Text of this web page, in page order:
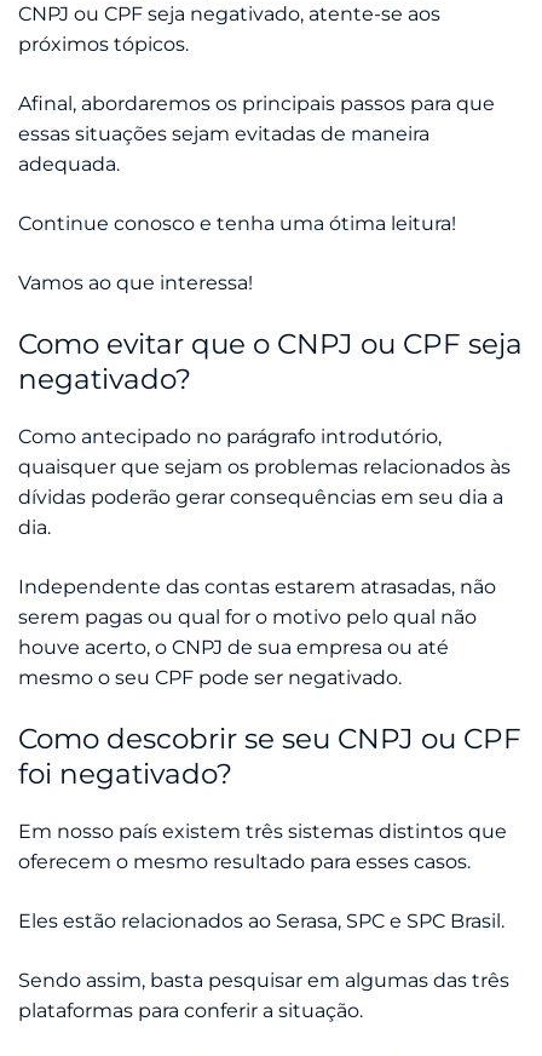
CNPJ ou CPF seja negativado, atente-se aos
próximos tópicos.
Afinal, abordaremos os principais passos para que
essas situações sejam evitadas de maneira
adequada.
Continue conosco e tenha uma ótima leitura!
Vamos ao que interessa!
Como evitar que o CNPJ ou CPF seja
negativado?
Como antecipado no parágrafo introdutório,
quaisquer que sejam os problemas relacionados às
dívidas poderão gerar consequências em seu dia a
dia.
Independente das contas estarem atrasadas, não
serem pagas ou qual for o motivo pelo qual não
houve acerto, o CNPJ de sua empresa ou até
mesmo o seu CPF pode ser negativado.
Como descobrir se seu CNPJ ou CPF
foi negativado?
Em nosso país existem três sistemas distintos que
oferecem o mesmo resultado para esses casos.
Eles estão relacionados ao Serasa, SPC e SPC Brasil.
Sendo assim, basta pesquisar em algumas das três
plataformas para conferir a situação.